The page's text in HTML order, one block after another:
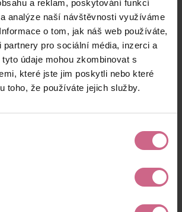
a reklam, poskytování funkcí
analýze naší návštěvnosti využíváme
o tom, jak náš web používáte,
pro sociální média, inzerci a
údaje mohou zkombinovat s
které jste jim poskytli nebo které
toho, že používáte jejich služby.
15. 7. 2024
21:10:12
Kč
15. 7. 2024
21:08:58
140 Kč
Kč
15. 7. 2024
20:46:29
612 Kč
keyboard_arrow_right